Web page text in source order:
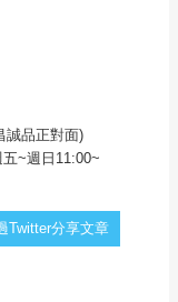
誠品正對面)
~週日11:00~
Twitter分享文章